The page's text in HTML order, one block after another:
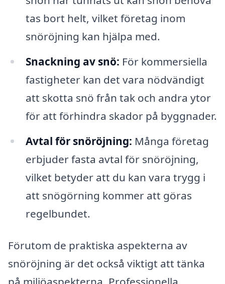
tas bort helt, vilket företag inom
snöröjning kan hjälpa med.
Snackning av snö: För kommersiella
fastigheter kan det vara nödvändigt
att skotta snö från tak och andra ytor
för att förhindra skador på byggnader.
Avtal för snöröjning: Många företag
erbjuder fasta avtal för snöröjning,
vilket betyder att du kan vara trygg i
att snögörning kommer att göras
regelbundet.
Förutom de praktiska aspekterna av
snöröjning är det också viktigt att tänka